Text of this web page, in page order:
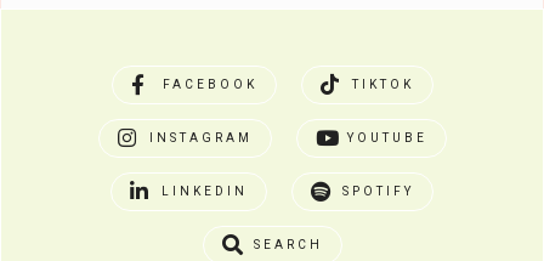
FACEBOOK TIKTOK
INSTAGRAM YOUTUBE
LINKEDIN SPOTIFY
SEARCH